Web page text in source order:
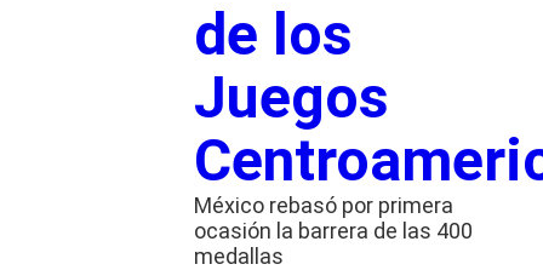
de los
Juegos
México rebasó por primera
ocasión la barrera de las 400
medallas